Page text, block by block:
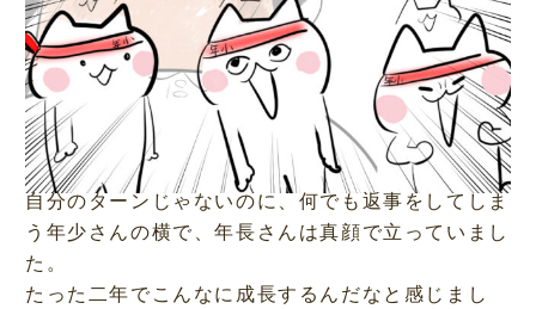
自分のターンじゃないのに、何でも返事をしてしま
う年少さんの横で、年長さんは真顔で立っていまし
た。
たった二年でこんなに成長するんだなと感じまし